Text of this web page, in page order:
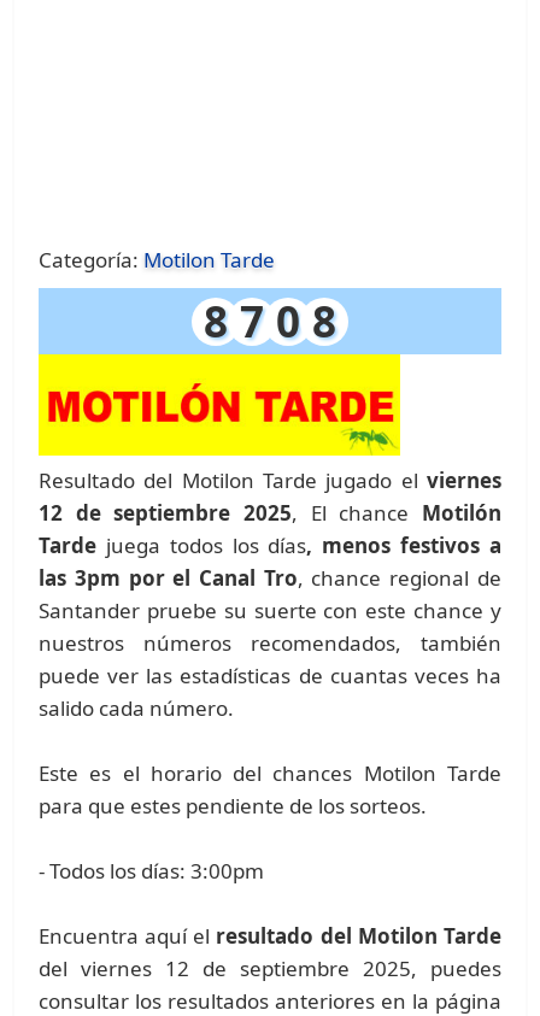
Categoría: Motilon Tarde
8 7 0 8
Resultado del Motilon Tarde jugado el viernes
12 de septiembre 2025, El chance Motilón
Tarde juega todos los días, menos festivos a
las 3pm por el Canal Tro, chance regional de
Santander pruebe su suerte con este chance y
nuestros números recomendados, también
puede ver las estadísticas de cuantas veces ha
salido cada número.
Este es el horario del chances Motilon Tarde
para que estes pendiente de los sorteos.
- Todos los días: 3:00pm
Encuentra aquí el resultado del Motilon Tarde
del viernes 12 de septiembre 2025, puedes
consultar los resultados anteriores en la página